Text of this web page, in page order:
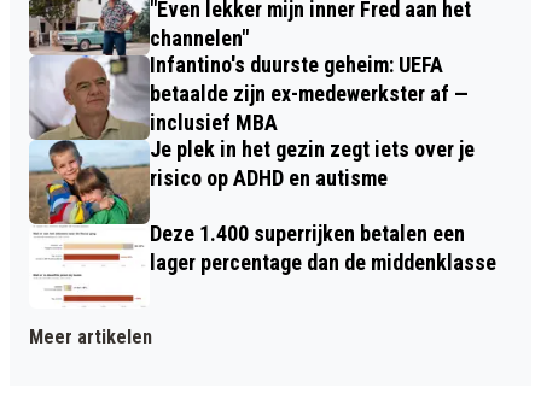
"Even lekker mijn inner Fred aan het
channelen"
Infantino's duurste geheim: UEFA
betaalde zijn ex-medewerkster af —
inclusief MBA
Je plek in het gezin zegt iets over je
risico op ADHD en autisme
Deze 1.400 superrijken betalen een
lager percentage dan de middenklasse
Meer artikelen